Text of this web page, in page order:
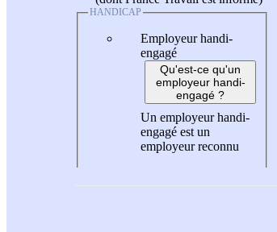
HANDICAP
Employeur handi-
engagé
Qu'est-ce qu'un
employeur handi-
engagé ?
Un employeur handi-
engagé est un
employeur reconnu